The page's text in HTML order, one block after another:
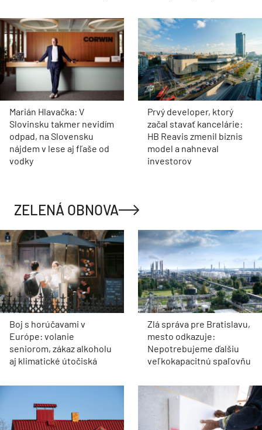
Marián Hlavačka: V
Slovinsku takmer nevidím
odpad, na Slovensku
nájdem v lese aj fľaše od
vodky
Prvý developer, ktorý
začal stavať kancelárie:
HB Reavis zmenil biznis
model a nahneval
investorov
ZELENÁ OBNOVA
Boj s horúčavami v
Európe: volanie
seniorom, zákaz alkoholu
aj klimatické útočiská
Zlá správa pre Bratislavu,
mesto odkazuje:
Nepotrebujeme ďalšiu
veľkokapacitnú spaľovňu